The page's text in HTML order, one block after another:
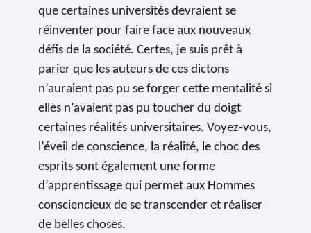
que certaines universités devraient se
réinventer pour faire face aux nouveaux
défis de la société. Certes, je suis prêt à
parier que les auteurs de ces dictons
n’auraient pas pu se forger cette mentalité si
elles n’avaient pas pu toucher du doigt
certaines réalités universitaires. Voyez-vous,
l’éveil de conscience, la réalité, le choc des
esprits sont également une forme
d’apprentissage qui permet aux Hommes
consciencieux de se transcender et réaliser
de belles choses.